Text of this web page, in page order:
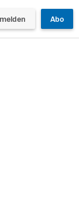
Abo